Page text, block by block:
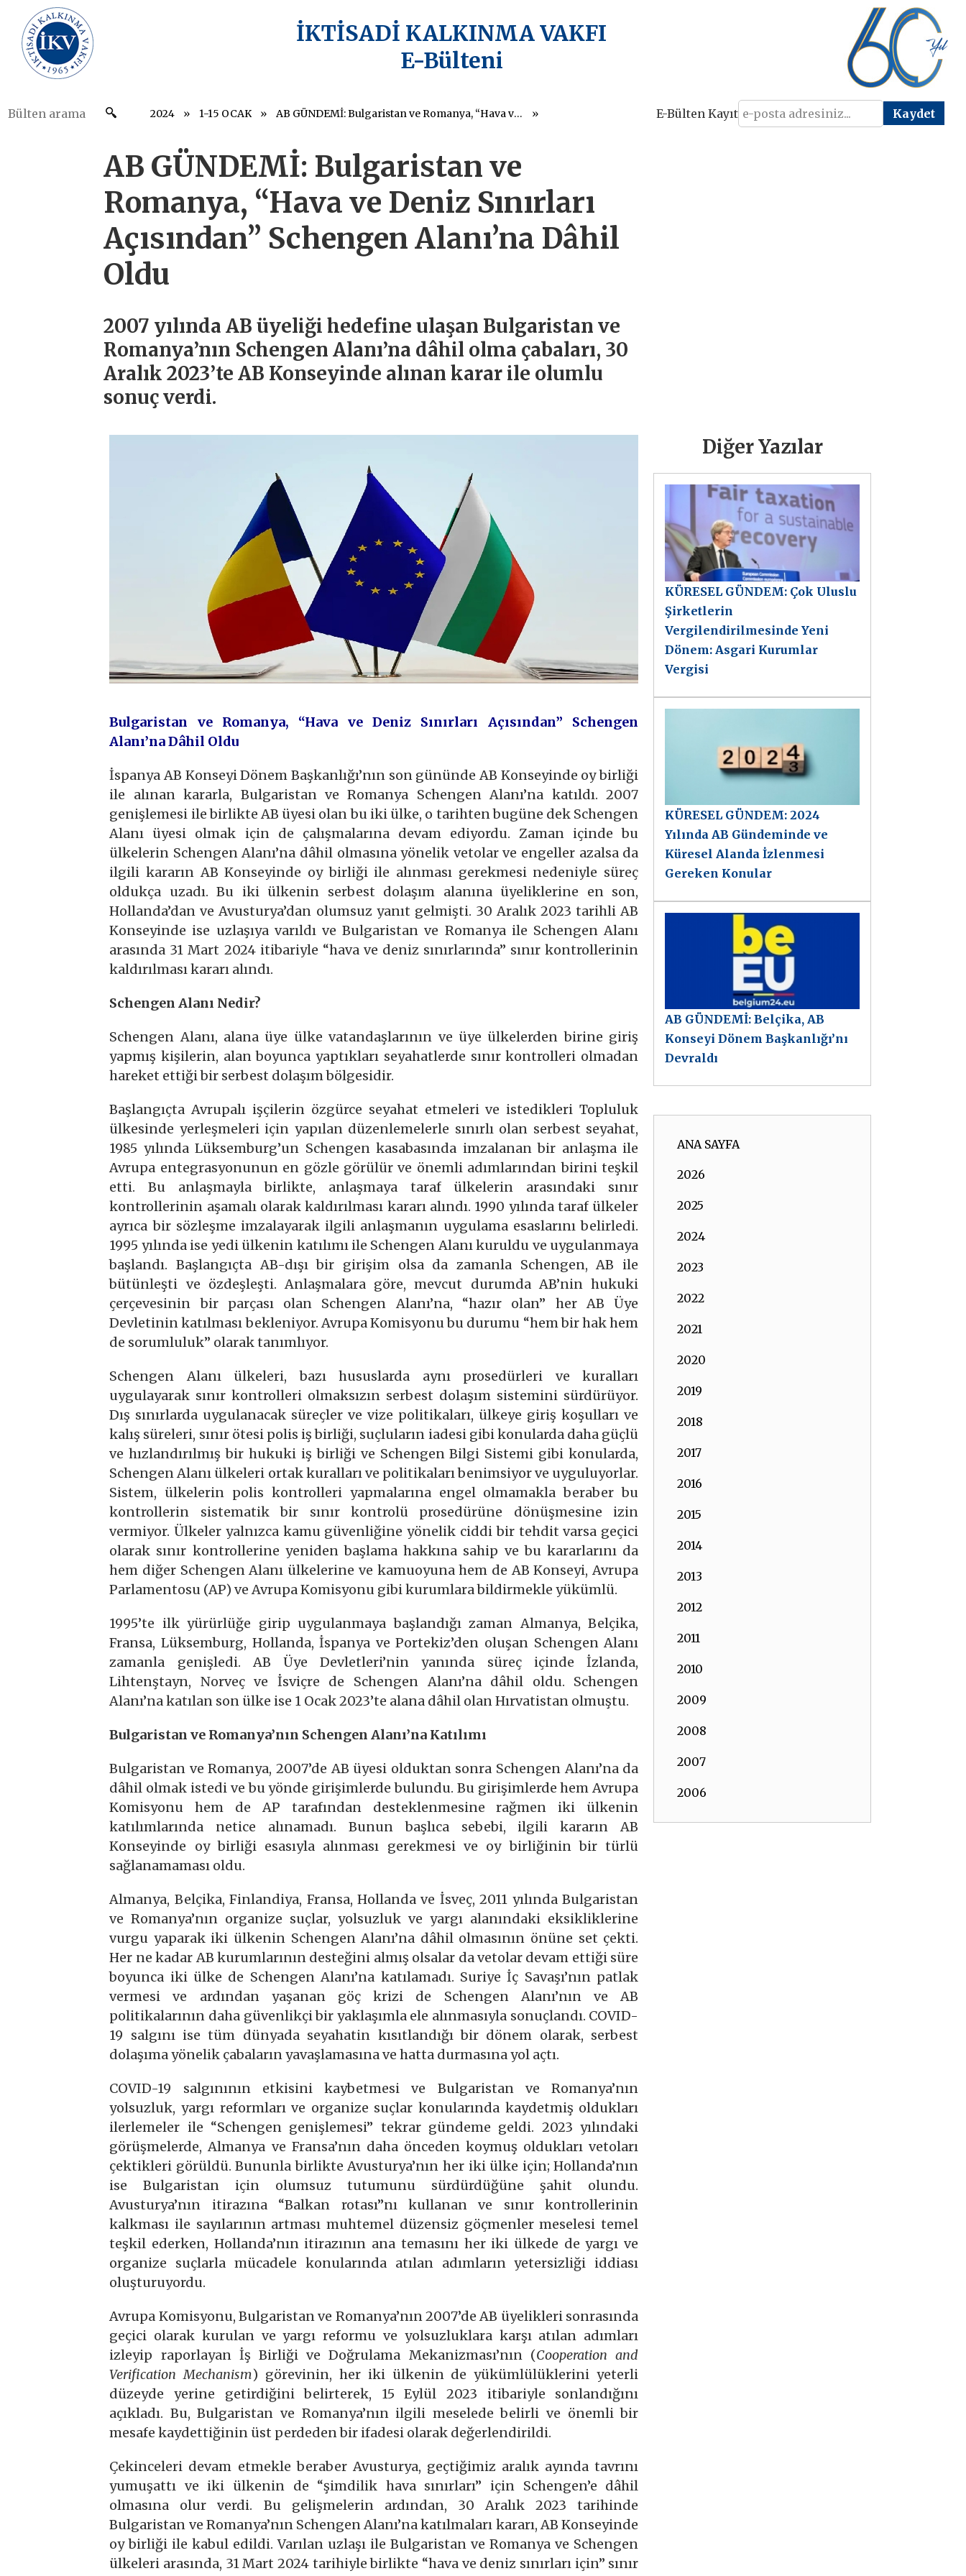
İKTİSADİ KALKINMA VAKFI
E-Bülteni
2024 1-15 OCAK AB GÜNDEMİ: Bulgaristan ve Romanya, “Hava ve Deniz Sınırları Açısından” Schengen Alanı’na Dâhil Oldu E-Bülten Kayıt
AB GÜNDEMİ: Bulgaristan ve
Romanya, “Hava ve Deniz Sınırları
Açısından” Schengen Alanı’na Dâhil
Oldu
2007 yılında AB üyeliği hedefine ulaşan Bulgaristan ve
Romanya’nın Schengen Alanı’na dâhil olma çabaları, 30
Aralık 2023’te AB Konseyinde alınan karar ile olumlu
sonuç verdi.
Bulgaristan ve Romanya, “Hava ve Deniz Sınırları Açısından” Schengen
Alanı’na Dâhil Oldu
İspanya AB Konseyi Dönem Başkanlığı’nın son gününde AB Konseyinde oy birliği
ile alınan kararla, Bulgaristan ve Romanya Schengen Alanı’na katıldı. 2007
genişlemesi ile birlikte AB üyesi olan bu iki ülke, o tarihten bugüne dek Schengen
Alanı üyesi olmak için de çalışmalarına devam ediyordu. Zaman içinde bu
ülkelerin Schengen Alanı’na dâhil olmasına yönelik vetolar ve engeller azalsa da
ilgili kararın AB Konseyinde oy birliği ile alınması gerekmesi nedeniyle süreç
oldukça uzadı. Bu iki ülkenin serbest dolaşım alanına üyeliklerine en son,
Hollanda’dan ve Avusturya’dan olumsuz yanıt gelmişti. 30 Aralık 2023 tarihli AB
Konseyinde ise uzlaşıya varıldı ve Bulgaristan ve Romanya ile Schengen Alanı
arasında 31 Mart 2024 itibariyle “hava ve deniz sınırlarında” sınır kontrollerinin
kaldırılması kararı alındı.
Schengen Alanı Nedir?
Schengen Alanı, alana üye ülke vatandaşlarının ve üye ülkelerden birine giriş
yapmış kişilerin, alan boyunca yaptıkları seyahatlerde sınır kontrolleri olmadan
hareket ettiği bir serbest dolaşım bölgesidir.
Başlangıçta Avrupalı işçilerin özgürce seyahat etmeleri ve istedikleri Topluluk
ülkesinde yerleşmeleri için yapılan düzenlemelerle sınırlı olan serbest seyahat,
1985 yılında Lüksemburg’un Schengen kasabasında imzalanan bir anlaşma ile
Avrupa entegrasyonunun en gözle görülür ve önemli adımlarından birini teşkil
etti. Bu anlaşmayla birlikte, anlaşmaya taraf ülkelerin arasındaki sınır
kontrollerinin aşamalı olarak kaldırılması kararı alındı. 1990 yılında taraf ülkeler
ayrıca bir sözleşme imzalayarak ilgili anlaşmanın uygulama esaslarını belirledi.
1995 yılında ise yedi ülkenin katılımı ile Schengen Alanı kuruldu ve uygulanmaya
başlandı. Başlangıçta AB-dışı bir girişim olsa da zamanla Schengen, AB ile
bütünleşti ve özdeşleşti. Anlaşmalara göre, mevcut durumda AB’nin hukuki
çerçevesinin bir parçası olan Schengen Alanı’na, “hazır olan” her AB Üye
Devletinin katılması bekleniyor. Avrupa Komisyonu bu durumu “hem bir hak hem
de sorumluluk” olarak tanımlıyor.
Schengen Alanı ülkeleri, bazı hususlarda aynı prosedürleri ve kuralları
uygulayarak sınır kontrolleri olmaksızın serbest dolaşım sistemini sürdürüyor.
Dış sınırlarda uygulanacak süreçler ve vize politikaları, ülkeye giriş koşulları ve
kalış süreleri, sınır ötesi polis iş birliği, suçluların iadesi gibi konularda daha güçlü
ve hızlandırılmış bir hukuki iş birliği ve Schengen Bilgi Sistemi gibi konularda,
Schengen Alanı ülkeleri ortak kuralları ve politikaları benimsiyor ve uyguluyorlar.
Sistem, ülkelerin polis kontrolleri yapmalarına engel olmamakla beraber bu
kontrollerin sistematik bir sınır kontrolü prosedürüne dönüşmesine izin
vermiyor. Ülkeler yalnızca kamu güvenliğine yönelik ciddi bir tehdit varsa geçici
olarak sınır kontrollerine yeniden başlama hakkına sahip ve bu kararlarını da
hem diğer Schengen Alanı ülkelerine ve kamuoyuna hem de AB Konseyi, Avrupa
Parlamentosu (AP) ve Avrupa Komisyonu gibi kurumlara bildirmekle yükümlü.
1995’te ilk yürürlüğe girip uygulanmaya başlandığı zaman Almanya, Belçika,
Fransa, Lüksemburg, Hollanda, İspanya ve Portekiz’den oluşan Schengen Alanı
zamanla genişledi. AB Üye Devletleri’nin yanında süreç içinde İzlanda,
Lihtenştayn, Norveç ve İsviçre de Schengen Alanı’na dâhil oldu. Schengen
Alanı’na katılan son ülke ise 1 Ocak 2023’te alana dâhil olan Hırvatistan olmuştu.
Bulgaristan ve Romanya’nın Schengen Alanı’na Katılımı
Bulgaristan ve Romanya, 2007’de AB üyesi olduktan sonra Schengen Alanı’na da
dâhil olmak istedi ve bu yönde girişimlerde bulundu. Bu girişimlerde hem Avrupa
Komisyonu hem de AP tarafından desteklenmesine rağmen iki ülkenin
katılımlarında netice alınamadı. Bunun başlıca sebebi, ilgili kararın AB
Konseyinde oy birliği esasıyla alınması gerekmesi ve oy birliğinin bir türlü
sağlanamaması oldu.
Almanya, Belçika, Finlandiya, Fransa, Hollanda ve İsveç, 2011 yılında Bulgaristan
ve Romanya’nın organize suçlar, yolsuzluk ve yargı alanındaki eksikliklerine
vurgu yaparak iki ülkenin Schengen Alanı’na dâhil olmasının önüne set çekti.
Her ne kadar AB kurumlarının desteğini almış olsalar da vetolar devam ettiği süre
boyunca iki ülke de Schengen Alanı’na katılamadı. Suriye İç Savaşı’nın patlak
vermesi ve ardından yaşanan göç krizi de Schengen Alanı’nın ve AB
politikalarının daha güvenlikçi bir yaklaşımla ele alınmasıyla sonuçlandı. COVID-
19 salgını ise tüm dünyada seyahatin kısıtlandığı bir dönem olarak, serbest
dolaşıma yönelik çabaların yavaşlamasına ve hatta durmasına yol açtı.
COVID-19 salgınının etkisini kaybetmesi ve Bulgaristan ve Romanya’nın
yolsuzluk, yargı reformları ve organize suçlar konularında kaydetmiş oldukları
ilerlemeler ile “Schengen genişlemesi” tekrar gündeme geldi. 2023 yılındaki
görüşmelerde, Almanya ve Fransa’nın daha önceden koymuş oldukları vetoları
çektikleri görüldü. Bununla birlikte Avusturya’nın her iki ülke için; Hollanda’nın
ise Bulgaristan için olumsuz tutumunu sürdürdüğüne şahit olundu.
Avusturya’nın itirazına “Balkan rotası”nı kullanan ve sınır kontrollerinin
kalkması ile sayılarının artması muhtemel düzensiz göçmenler meselesi temel
teşkil ederken, Hollanda’nın itirazının ana temasını her iki ülkede de yargı ve
organize suçlarla mücadele konularında atılan adımların yetersizliği iddiası
oluşturuyordu.
Avrupa Komisyonu, Bulgaristan ve Romanya’nın 2007’de AB üyelikleri sonrasında
geçici olarak kurulan ve yargı reformu ve yolsuzluklara karşı atılan adımları
izleyip raporlayan İş Birliği ve Doğrulama Mekanizması’nın (Cooperation and
Verification Mechanism) görevinin, her iki ülkenin de yükümlülüklerini yeterli
düzeyde yerine getirdiğini belirterek, 15 Eylül 2023 itibariyle sonlandığını
açıkladı. Bu, Bulgaristan ve Romanya’nın ilgili meselede belirli ve önemli bir
mesafe kaydettiğinin üst perdeden bir ifadesi olarak değerlendirildi.
Çekinceleri devam etmekle beraber Avusturya, geçtiğimiz aralık ayında tavrını
yumuşattı ve iki ülkenin de “şimdilik hava sınırları” için Schengen’e dâhil
olmasına olur verdi. Bu gelişmelerin ardından, 30 Aralık 2023 tarihinde
Bulgaristan ve Romanya’nın Schengen Alanı’na katılmaları kararı, AB Konseyinde
oy birliği ile kabul edildi. Varılan uzlaşı ile Bulgaristan ve Romanya ve Schengen
ülkeleri arasında, 31 Mart 2024 tarihiyle birlikte “hava ve deniz sınırları için” sınır
Diğer Yazılar
KÜRESEL GÜNDEM: Çok Uluslu
Şirketlerin
Vergilendirilmesinde Yeni
Dönem: Asgari Kurumlar
Vergisi
KÜRESEL GÜNDEM: 2024
Yılında AB Gündeminde ve
Küresel Alanda İzlenmesi
Gereken Konular
AB GÜNDEMİ: Belçika, AB
Konseyi Dönem Başkanlığı’nı
Devraldı
ANA SAYFA
2026
2025
2024
2023
2022
2021
2020
2019
2018
2017
2016
2015
2014
2013
2012
2011
2010
2009
2008
2007
2006